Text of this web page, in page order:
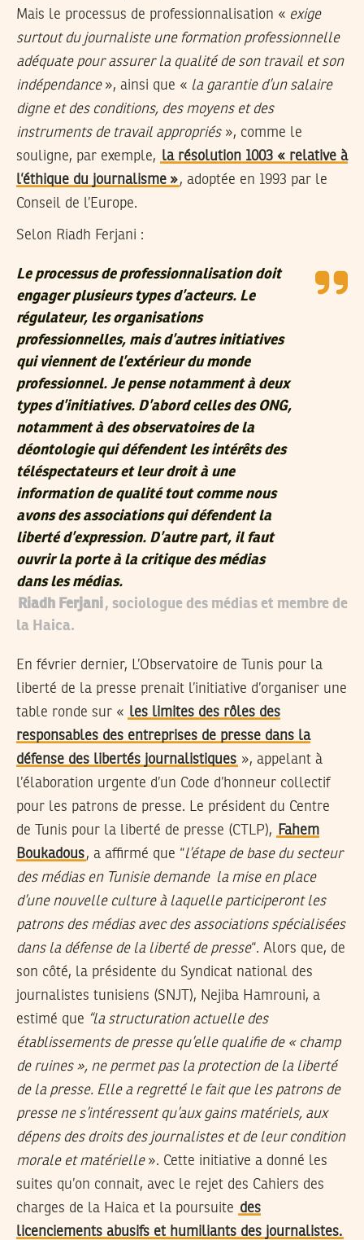
Mais le processus de professionnalisation « exige
surtout du journaliste une formation professionnelle
adéquate pour assurer la qualité de son travail et son
indépendance», ainsi que « la garantie d’un salaire
digne et des conditions, des moyens et des
instruments de travail appropriés», comme le
souligne, par exemple, la résolution 1003 « relative à
l’éthique du journalisme », adoptée en 1993 par le
Conseil de l’Europe.
Selon Riadh Ferjani :
Le processus de professionnalisation doit
engager plusieurs types d’acteurs. Le
régulateur, les organisations
professionnelles, mais d’autres initiatives
qui viennent de l’extérieur du monde
professionnel. Je pense notamment à deux
types d’initiatives. D’abord celles des ONG,
notamment à des observatoires de la
déontologie qui défendent les intérêts des
téléspectateurs et leur droit à une
information de qualité tout comme nous
avons des associations qui défendent la
liberté d’expression. D’autre part, il faut
ouvrir la porte à la critique des médias
dans les médias.
Riadh Ferjani, sociologue des médias et membre de
la Haica.
En février dernier, L’Observatoire de Tunis pour la
liberté de la presse prenait l’initiative d’organiser une
table ronde sur « les limites des rôles des
responsables des entreprises de presse dans la
défense des libertés journalistiques », appelant à
l’élaboration urgente d’un Code d’honneur collectif
pour les patrons de presse. Le président du Centre
de Tunis pour la liberté de presse (CTLP),
Fahem
Boukadous, a affirmé que “l’étape de base du secteur
des médias en Tunisie demande la mise en place
d’une nouvelle culture à laquelle participeront les
patrons des médias avec des associations spécialisées
dans la défense de la liberté de presse“. Alors que, de
son côté, la présidente du Syndicat national des
journalistes tunisiens (SNJT), Nejiba Hamrouni, a
estimé que “la structuration actuelle des
établissements de presse qu’elle qualifie de « champ
de ruines », ne permet pas la protection de la liberté
de la presse. Elle a regretté le fait que les patrons de
presse ne s’intéressent qu’aux gains matériels, aux
dépens des droits des journalistes et de leur condition
morale et matérielle ». Cette initiative a donné les
suites qu’on connait, avec le rejet des Cahiers des
charges de la Haica et la poursuite des
licenciements abusifs et humiliants des journalistes.